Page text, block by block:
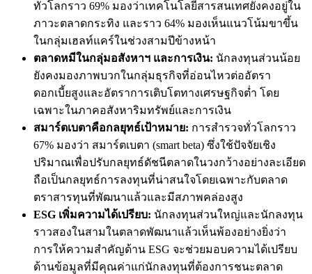
ทั่วโลกราว 69% มองว่าเทคโนโลยีสารสนเทศยังคงอยู่ใน
ภาวะตลาดกระทิง และราว 64% มองเห็นแนวโน้มขาขึ้น
ในกลุ่มเฮลท์แคร์ในช่วงสามปีข้างหน้า
ตลาดหมีในกลุ่มอสังหาฯ และการเงิน: นักลงทุนส่วนน้อย
ยังคงมองภาพบวกในกลุ่มธุรกิจที่อ่อนไหวต่ออัตรา
ดอกเบี้ยสูงและอัตราการเติบโตทางเศรษฐกิจต่ำ โดย
เฉพาะในภาคอสังหาริมทรัพย์และการเงิน
สมาร์ตเบตาคือกลยุทธ์เป้าหมาย: การสำรวจทั่วโลกราว
67% มองว่า สมาร์ตเบตา (smart beta) ซึ่งใช้ปัจจัยเชิง
ปริมาณเพื่อปรับกลยุทธ์ดัชนีตลาดในวงกว้างอย่างละเอียด
ถือเป็นกลยุทธ์การลงทุนที่น่าสนใจโดยเฉพาะกับตลาด
ตราสารทุนที่พัฒนาแล้วและมีสภาพคล่องสูง
ESG เพิ่มความได้เปรียบ: นักลงทุนส่วนใหญ่และนักลงทุน
ราวสองในสามในตลาดพัฒนาแล้วเห็นพ้องอย่างยิ่งว่า
การให้ความสำคัญด้าน ESG จะช่วยมอบความได้เปรียบ
ด้านข้อมูลที่มีคุณค่าแก่นักลงทุนที่ต้องการชนะตลาด